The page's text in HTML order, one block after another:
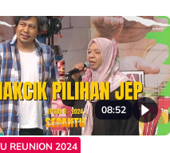
08:52
REUNION 2024